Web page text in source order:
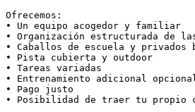
Ofrecemos:
• Un equipo acogedor y familiar
• Organización estructurada de
• Caballos de escuela y privados
• Pista cubierta y outdoor
• Tareas variadas
• Entrenamiento adicional
• Pago justo
• Posibilidad de traer tu propio